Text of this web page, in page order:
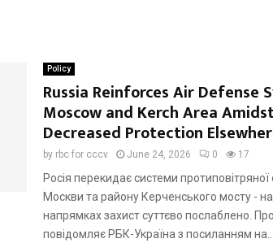
Policy
Russia Reinforces Air Defense
Moscow and Kerch Area
Decreased Protection
by rbc for cccv June 24, 2026 0 17
Росія перекидає системи
Москви та району Керченського мосту -
напрямках захист суттєво послаблено.
повідомляє РБК-Україна з посиланням на...